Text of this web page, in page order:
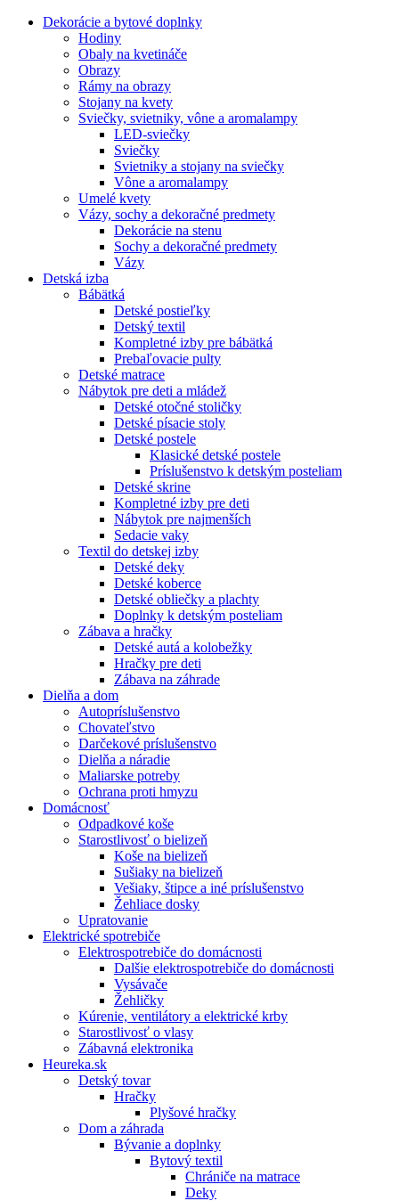
Dekorácie a bytové doplnky
Hodiny
Obaly na kvetináče
Obrazy
Rámy na obrazy
Stojany na kvety
Sviečky, svietniky, vône a aromalampy
LED-sviečky
Sviečky
Svietniky a stojany na sviečky
Vône a aromalampy
Umelé kvety
Vázy, sochy a dekoračné predmety
Dekorácie na stenu
Sochy a dekoračné predmety
Vázy
Detská izba
Bábätká
Detské postieľky
Detský textil
Kompletné izby pre bábätká
Prebaľovacie pulty
Detské matrace
Nábytok pre deti a mládež
Detské otočné stoličky
Detské písacie stoly
Detské postele
Klasické detské postele
Príslušenstvo k detským posteliam
Detské skrine
Kompletné izby pre deti
Nábytok pre najmenších
Sedacie vaky
Textil do detskej izby
Detské deky
Detské koberce
Detské obliečky a plachty
Doplnky k detským posteliam
Zábava a hračky
Detské autá a kolobežky
Hračky pre deti
Zábava na záhrade
Dielňa a dom
Autopríslušenstvo
Chovateľstvo
Darčekové príslušenstvo
Dielňa a náradie
Maliarske potreby
Ochrana proti hmyzu
Domácnosť
Odpadkové koše
Starostlivosť o bielizeň
Koše na bielizeň
Sušiaky na bielizeň
Vešiaky, štipce a iné príslušenstvo
Žehliace dosky
Upratovanie
Elektrické spotrebiče
Elektrospotrebiče do domácnosti
Dalšie elektrospotrebiče do domácnosti
Vysávače
Žehličky
Kúrenie, ventilátory a elektrické krby
Starostlivosť o vlasy
Zábavná elektronika
Heureka.sk
Detský tovar
Hračky
Plyšové hračky
Dom a záhrada
Bývanie a doplnky
Bytový textil
Chrániče na matrace
Deky